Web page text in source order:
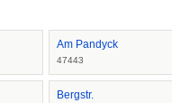
Am Pandyck
47443
Bergstr.